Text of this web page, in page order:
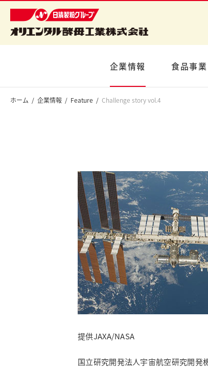
企業情報 食品事業
ホーム 企業情報 Feature Challenge story vol.4
提供JAXA/NASA
国立研究開発法人宇宙航空研究開発